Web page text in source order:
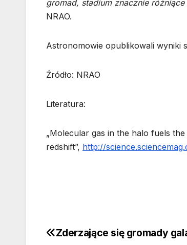
gromad, stadium znacznie
NRAO.
Astronomowie opublikowali wyniki
Źródło: NRAO
Literatura:
„Molecular gas in the halo fuels
redshift”, http://
Nawigacja
Zderzające się gromady